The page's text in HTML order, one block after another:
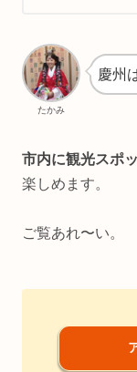
たかみ
慶州
市内に観光スポ
楽しめます。
ご覧あれ〜い。